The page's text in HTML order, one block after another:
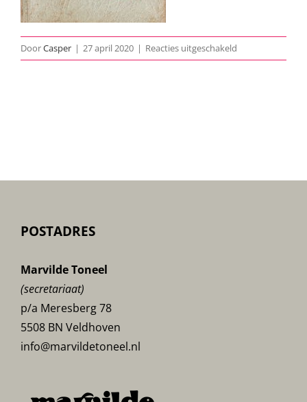
DoorCasper | 27 april 2020 | Reacties uitgeschakeld
1952-
POSTADRES
Marvilde Toneel
(secretariaat)
p/a Meresberg 78
5508 BN Veldhoven
info@marvildetoneel.nl